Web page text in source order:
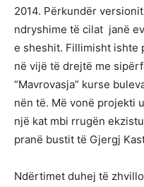
2014. Përkundër
ndryshime të cilat janë
e sheshit. Fillimisht ishte
në vijë të drejtë me
“Mavrovasja” kurse
nën të. Më vonë projekti
një kat mbi rrugën
pranë bustit të Gjergj
Ndërtimet duhej të